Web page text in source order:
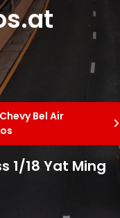
Bel Air
1/18 Yat Ming